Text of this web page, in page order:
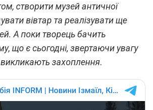
створити музей античної
вівтар та реалізувати ще
А поки творець бачить
що є сьогодні, звертаючи увагу
викликають захоплення.